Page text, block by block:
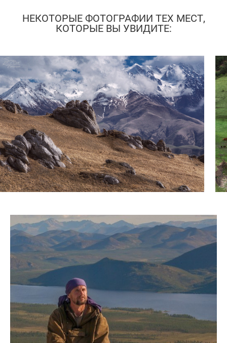
НЕКОТОРЫЕ ФОТОГРАФИИ ТЕХ МЕСТ,
КОТОРЫЕ ВЫ УВИДИТЕ: